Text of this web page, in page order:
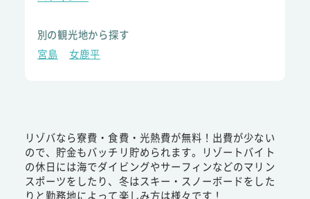
別の観光地から探す
宮島
女鹿平
リゾバなら寮費・食費・光熱費が無料！出費が少ない
ので、貯金もバッチリ貯められます。リゾートバイト
の休日には海でダイビングやサーフィンなどのマリン
スポーツをしたり、冬はスキー・スノーボードをした
りと勤務地によって楽しみ方は様々です！